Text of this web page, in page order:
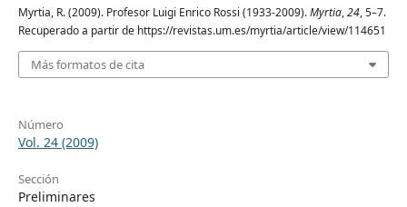
Myrtia, R. (2009). Profesor Luigi Enrico Rossi (1933-2009).Myrtia,24, 5–7.
Recuperado a partir de https://revistas.um.es/myrtia/article/view/114651
Más formatos de cita
Número
Vol. 24 (2009)
Sección
Preliminares